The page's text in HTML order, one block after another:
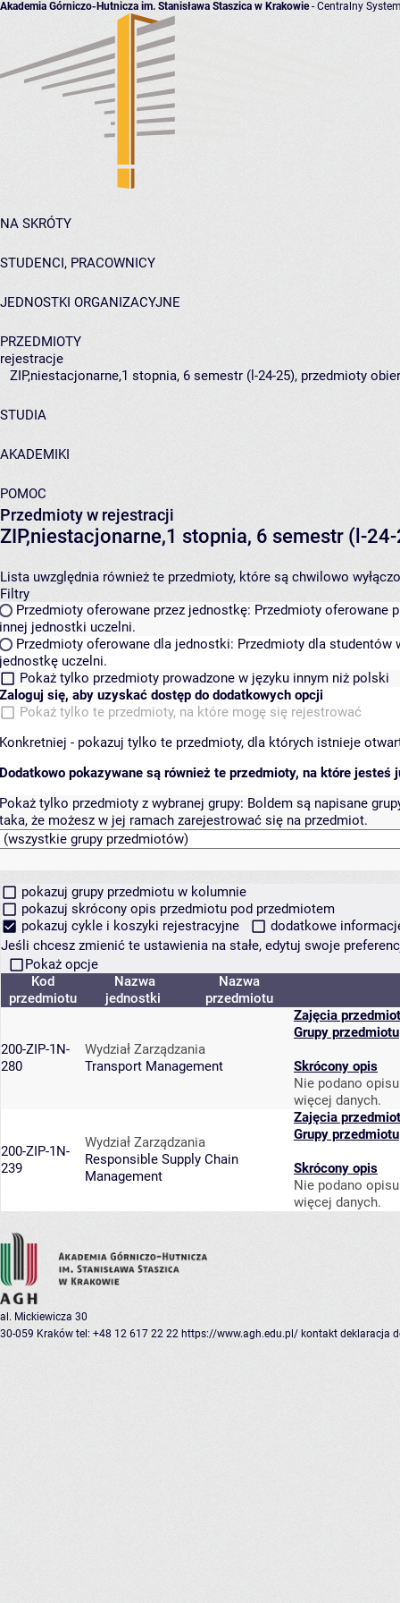
Akademia Górniczo-Hutnicza im. Stanisława Staszica w Krakowie- Centralny
NA SKRÓTY
STUDENCI, PRACOWNICY
JEDNOSTKI ORGANIZACYJNE
PRZEDMIOTY
rejestracje
ZIP,niestacjonarne,1 stopnia, 6 semestr (l-24-25), przedmioty
STUDIA
AKADEMIKI
POMOC
Przedmioty w rejestracji
ZIP,niestacjonarne,1 stopnia, 6 semestr (l-
Lista uwzględnia również te przedmioty, które są chwilowo
Filtry
Przedmioty oferowane przez jednostkę: Przedmioty oferowane
innej jednostki uczelni.
Przedmioty oferowane dla jednostki: Przedmioty dla studentów
jednostkę uczelni.
Pokaż tylko przedmioty prowadzone w języku innym niż polski
Zaloguj się, aby uzyskać dostęp do dodatkowych opcji
Pokaż tylko te przedmioty, na które mogę się rejestrować
Konkretniej - pokazuj tylko te przedmioty, dla których istnieje
Dodatkowo pokazywane są również te przedmioty, na które jesteś
Pokaż tylko przedmioty z wybranej grupy: Boldem są napisane
taka, że możesz w jej ramach zarejestrować się na przedmiot.
pokazuj grupy przedmiotu w kolumnie
pokazuj skrócony opis przedmiotu pod przedmiotem
pokazuj cykle i koszyki rejestracyjne
dodatkowe
Jeśli chcesz zmienić te ustawienia na stałe, edytuj swoje
Pokaż opcje
Kod
przedmiotu
Nazwa
jednostki
Nazwa
przedmiotu
200-ZIP-1N-
280
Wydział Zarządzania
Transport Management
Zajęcia
Grupy przedmiotu
Skrócony opis
Nie podano
więcej danych.
200-ZIP-1N-
239
Wydział Zarządzania
Responsible Supply Chain
Management
Zajęcia
Grupy przedmiotu
Skrócony opis
Nie podano
więcej danych.
al. Mickiewicza 30
30-059 Kraków tel: +48 12 617 22 22 https://www.agh.edu.pl/ kontakt deklaracja